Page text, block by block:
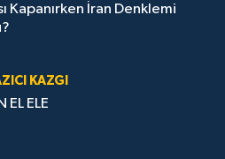
Kapanırken İran Denklemi
KAZGI
EL ELE